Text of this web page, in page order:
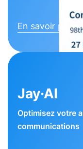
En savoir plus
Jay·AI
Optimisez votre
communications